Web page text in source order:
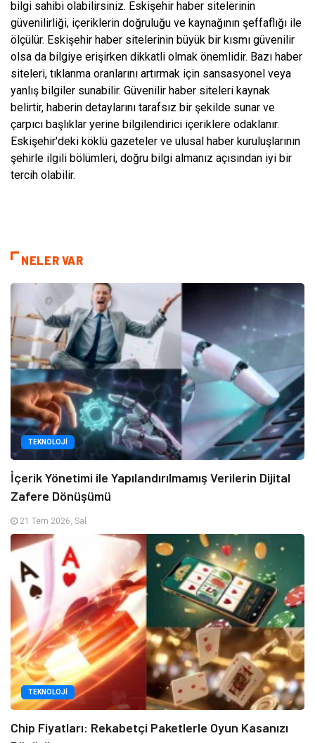
bilgi sahibi olabilirsiniz. Eskişehir haber sitelerinin
güvenilirliği, içeriklerin doğruluğu ve kaynağının şeffaflığı ile
ölçülür. Eskişehir haber sitelerinin büyük bir kısmı güvenilir
olsa da bilgiye erişirken dikkatli olmak önemlidir. Bazı haber
siteleri, tıklanma oranlarını artırmak için sansasyonel veya
yanlış bilgiler sunabilir. Güvenilir haber siteleri kaynak
belirtir, haberin detaylarını tarafsız bir şekilde sunar ve
çarpıcı başlıklar yerine bilgilendirici içeriklere odaklanır.
Eskişehir'deki köklü gazeteler ve ulusal haber kuruluşlarının
şehirle ilgili bölümleri, doğru bilgi almanız açısından iyi bir
tercih olabilir.
NELER VAR
TEKNOLOJI
İçerik Yönetimi ile Yapılandırılmamış Verilerin Dijital
Zafere Dönüşümü
21 Tem 2026, Sal
TEKNOLOJI
Chip Fiyatları: Rekabetçi Paketlerle Oyun Kasanızı